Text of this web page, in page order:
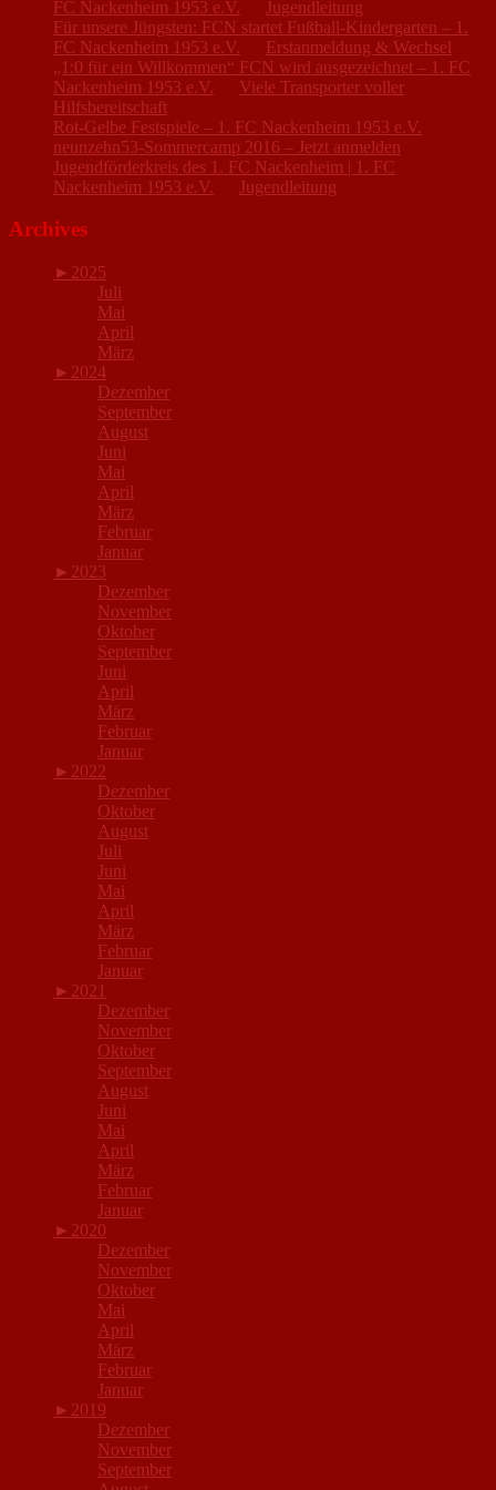
FC Nackenheim 1953 e.V.
Jugendleitung
Für unsere Jüngsten: FCN startet Fußball-Kindergarten – 1.
FC Nackenheim 1953 e.V.
Erstanmeldung & Wechsel
„1:0 für ein Willkommen“ FCN wird ausgezeichnet – 1. FC
Nackenheim 1953 e.V.
Viele Transporter voller
Hilfsbereitschaft
Rot-Gelbe Festspiele – 1. FC Nackenheim 1953 e.V.
neunzehn53-Sommercamp 2016 – Jetzt anmelden
Jugendförderkreis des 1. FC Nackenheim | 1. FC
Nackenheim 1953 e.V.
Jugendleitung
Archives
► 2025
Juli
Mai
April
März
► 2024
Dezember
September
August
Juni
Mai
April
März
Februar
Januar
► 2023
Dezember
November
Oktober
September
Juni
April
März
Februar
Januar
► 2022
Dezember
Oktober
August
Juli
Juni
Mai
April
März
Februar
Januar
► 2021
Dezember
November
Oktober
September
August
Juni
Mai
April
März
Februar
Januar
► 2020
Dezember
November
Oktober
Mai
April
März
Februar
Januar
► 2019
Dezember
November
September